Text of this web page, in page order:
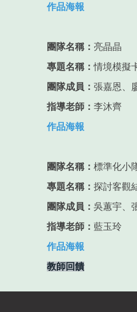
作品海報
團隊名稱： 亮晶晶
專題名稱：情境模擬
團隊成員： 張嘉恩、
指導老師： 李沐齊
作品海報
團隊名稱： 標準化小
專題名稱： 探討客觀
團隊成員： 吳蕙宇、
指導老師： 藍玉玲
作品海報
教師回饋